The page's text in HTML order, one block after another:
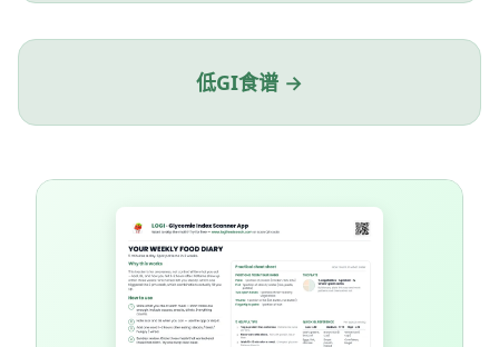
低GI食谱 →